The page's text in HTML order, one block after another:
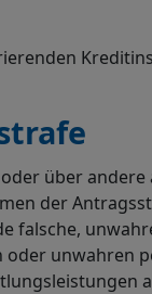
über andere
der
falsche,
unwahren